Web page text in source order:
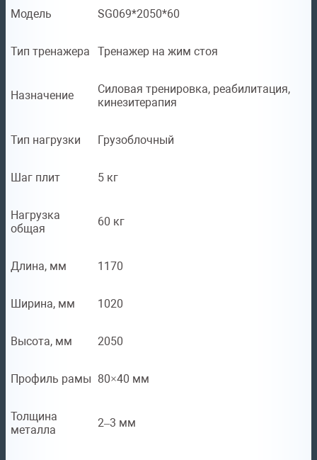
Модель SG069*2050*60
Тип тренажера Тренажер на жим стоя
Назначение
Силовая тренировка, реабилитация,
кинезитерапия
Тип нагрузки Грузоблочный
Шаг плит 5 кг
Нагрузка
общая
60 кг
Длина, мм 1170
Ширина, мм 1020
Высота, мм 2050
Профиль рамы 80×40 мм
Толщина
металла
2–3 мм